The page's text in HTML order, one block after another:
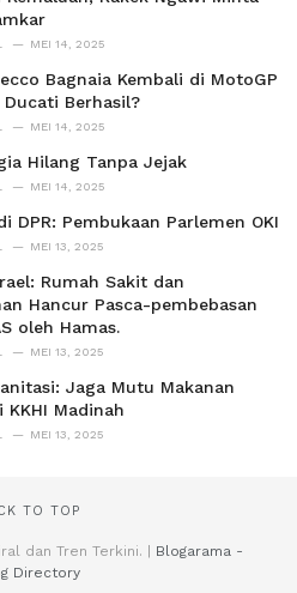
MEI 14, 2025
Bagnaia Kembali di MotoGP
Ducati Berhasil?
MEI 14, 2025
Hilang Tanpa Jejak
MEI 14, 2025
DPR: Pembukaan Parlemen OKI
MEI 13, 2025
Rumah Sakit dan
Hancur Pasca-pembebasan
oleh Hamas.
MEI 13, 2025
Jaga Mutu Makanan
KKHI Madinah
MEI 13, 2025
TO TOP
dan Tren Terkini. | Blogarama -
Directory